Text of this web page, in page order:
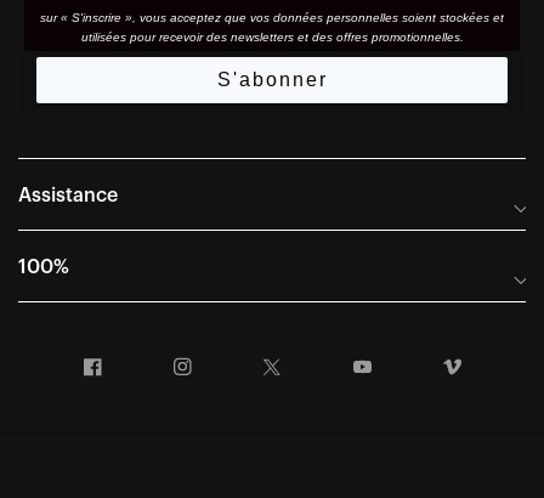
sur « S'inscrire », vous acceptez que vos données personnelles soient stockées et
utilisées pour recevoir des newsletters et des offres promotionnelles.
S'abonner
Assistance
Foire aux questions
Conditions générales de vente
100%
Informations sur l'entreprise
Facebook Instagram YouTube